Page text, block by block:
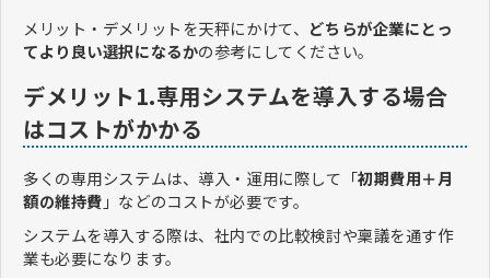
メリット・デメリットを天秤にかけて、 どちらが企業にとっ
てより良い選択になるかの参考にしてください。
デメリット1.専用システムを導入する場合
はコストがかかる
多くの専用システムは、導入・運用に際して「初期費用＋月
額の維持費 」などのコストが必要です。
システムを導入する際は、社内での比較検討や稟議を通す作
業も必要になります。